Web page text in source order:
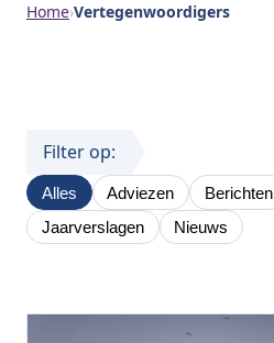
Home›Vertegenwoordigers
Filter op:
Alles Adviezen Berichten
Jaarverslagen
Nieuws